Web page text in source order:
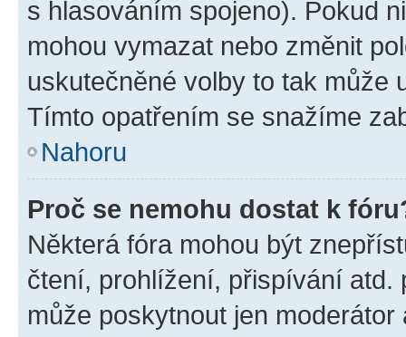
s hlasováním spojeno). Pokud
mohou vymazat nebo změnit
uskutečněné volby to tak může
Tímto opatřením se snažíme
Nahoru
Proč se nemohu dostat k
Některá fóra mohou být
čtení, prohlížení, přispívání atd.
může poskytnout jen